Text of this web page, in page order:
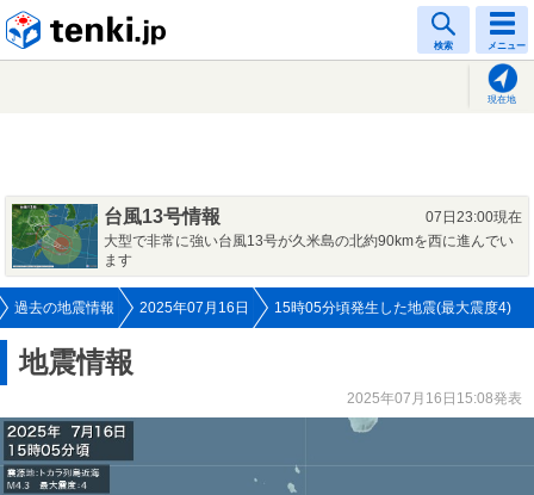
検索 メニュー
現在地
台風13号情報
07日23:00現在
大型で非常に強い台風13号が久米島の北約90kmを西に進んでい
ます
過去の地震情報 2025年07月16日 15時05分頃発生した地震(最大震度4)
地震情報
2025年07月16日15:08発表